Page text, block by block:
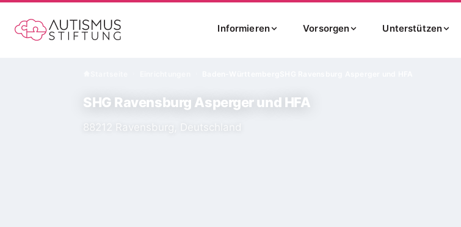
Informieren Vorsorgen Unterstützen
SHG Ravensburg Asperger und HFA
88212 Ravensburg, Deutschland